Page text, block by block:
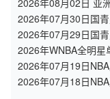
2026年08月02日 亚
中文大学 全场录像
2026年07月30日国
院 全场录像
2026年07月29日国
队 全场录像
2026年WNBA全明
2026年07月19日
2026年07月18日